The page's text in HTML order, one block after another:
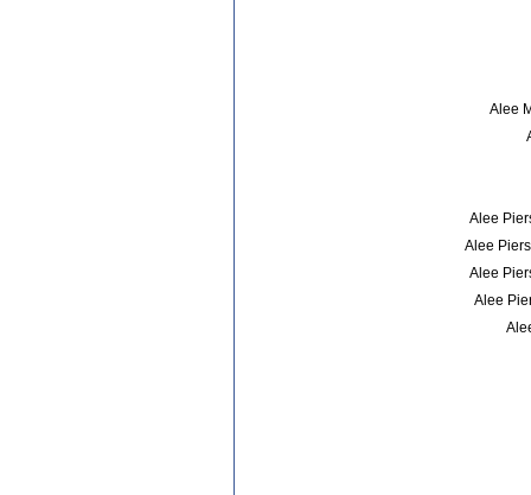
Alee
Alee
Alee
Alee
Alee